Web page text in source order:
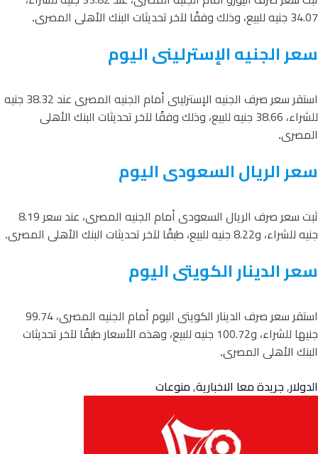
34.07 جنيه للبيع، وذلك وفقًا لآخر تحديثات البنك الأهلى المصرى
.
سعر الجنيه الإسترلينى اليوم
استقر سعر صرف الجنيه الإسترلينى أمام الجنيه المصرى عند 38.32 جنيه
للشراء، 38.66 جنيه للبيع، وذلك وفقًا لآخر تحديثات البنك الأهلى
المصرى.
سعر الريال السعودى اليوم
ثبت سعر صرف الريال السعودى أمام الجنيه المصرى، عند سعر 8.19
جنيه للشراء، و8.22 جنيه للبيع، طبقًا لآخر تحديثات البنك الأهلى المصرى
.
سعر الدينار الكويتى اليوم
استقر سعر صرف الدينار الكويتى اليوم أمام الجنيه المصرى، 99.74
جنيها للشراء، و100.72 جنيه للبيع، وهذه الأسعار طبقًا لآخر تحديثات
البنك الأهلى المصرى.
الدولار,جريدة معا الاخبارية,منوعات